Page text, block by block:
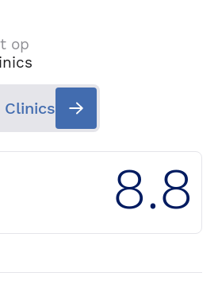
op
Clinics
8.8